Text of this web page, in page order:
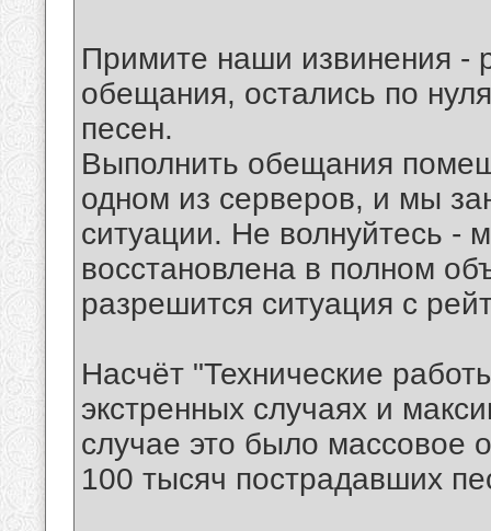
Примите наши извинения -
обещания, остались по
песен.
Выполнить обещания
одном из серверов, и мы
ситуации. Не волнуйтесь -
восстановлена в полном
разрешится ситуация с
Насчёт "Технические
экстренных случаях и
случае это было массовое
100 тысяч пострадавших